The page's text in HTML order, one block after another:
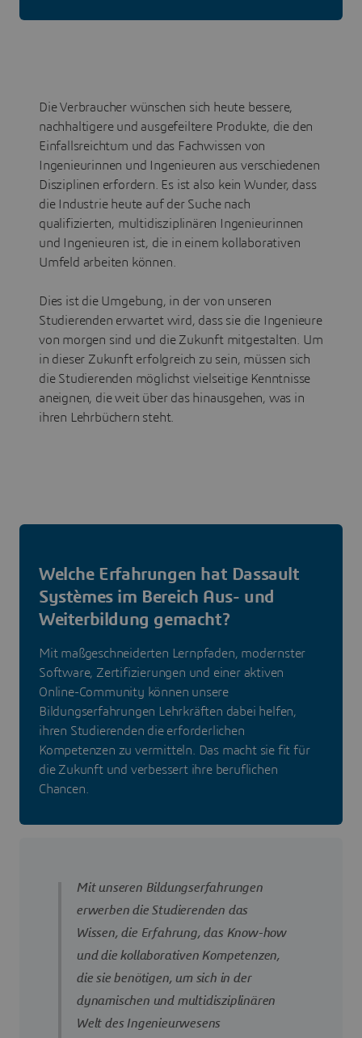
Die Verbraucher wünschen sich heute bessere,
nachhaltigere und ausgefeiltere Produkte, die den
Einfallsreichtum und das Fachwissen von
Ingenieurinnen und Ingenieuren aus verschiedenen
Disziplinen erfordern. Es ist also kein Wunder, dass
die Industrie heute auf der Suche nach
qualifizierten, multidisziplinären Ingenieurinnen
und Ingenieuren ist, die in einem kollaborativen
Umfeld arbeiten können.
Dies ist die Umgebung, in der von unseren
Studierenden erwartet wird, dass sie die Ingenieure
von morgen sind und die Zukunft mitgestalten. Um
in dieser Zukunft erfolgreich zu sein, müssen sich
die Studierenden möglichst vielseitige Kenntnisse
aneignen, die weit über das hinausgehen, was in
ihren Lehrbüchern steht.
Welche Erfahrungen hat Dassault
Systèmes im Bereich Aus- und
Weiterbildung gemacht?
Mit maßgeschneiderten Lernpfaden, modernster
Software, Zertifizierungen und einer aktiven
Online-Community können unsere
Bildungserfahrungen Lehrkräften dabei helfen,
ihren Studierenden die erforderlichen
Kompetenzen zu vermitteln. Das macht sie fit für
die Zukunft und verbessert ihre beruflichen
Chancen.
Mit unseren Bildungserfahrungen
erwerben die Studierenden das
Wissen, die Erfahrung, das Know-how
und die kollaborativen Kompetenzen,
die sie benötigen, um sich in der
dynamischen und multidisziplinären
Welt des Ingenieurwesens